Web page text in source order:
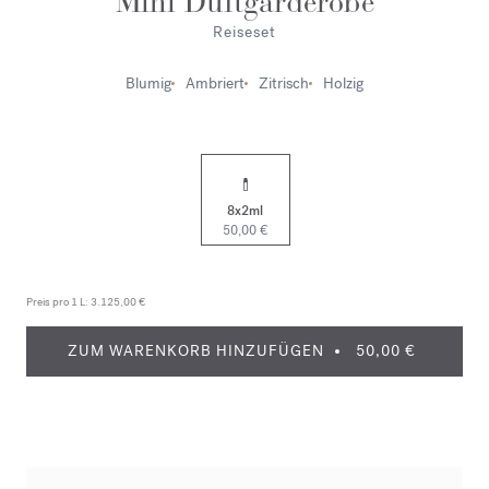
Reiseset
Blumig Ambriert Zitrisch Holzig
8x2ml
50,00 €
Preis pro 1 L: 3.125,00 €
ZUM WARENKORB HINZUFÜGEN 50,00 €